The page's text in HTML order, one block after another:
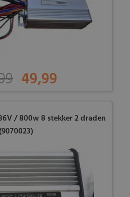
49,99
/ 800w 8 stekker 2 draden
(9070023)